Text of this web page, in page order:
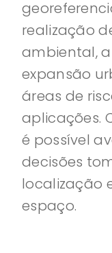
realização
ambiental,
expansão
áreas de
aplicações.
é possível
decisões
localização
espaço.